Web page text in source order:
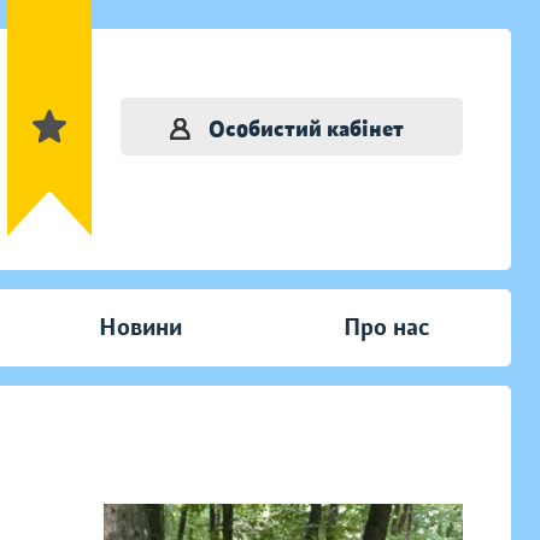
Особистий кабінет
Новини Про нас